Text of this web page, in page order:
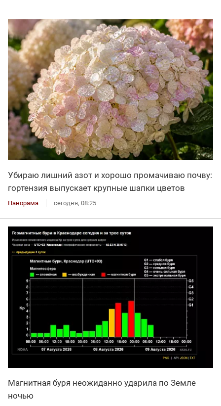
Убираю лишний азот и хорошо промачиваю почву:
гортензия выпускает крупные шапки цветов
Панорама сегодня, 08:25
Магнитная буря неожиданно ударила по Земле
ночью